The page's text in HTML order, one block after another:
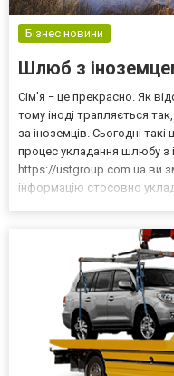
Бізнес новини
Шлюб з
Сім'я − це прекрасно. Як
тому іноді трапляється
за іноземців. Сьогодні
процес укладання шлюбу з
https://ustgroup.com.ua ви
інформацію стосовно